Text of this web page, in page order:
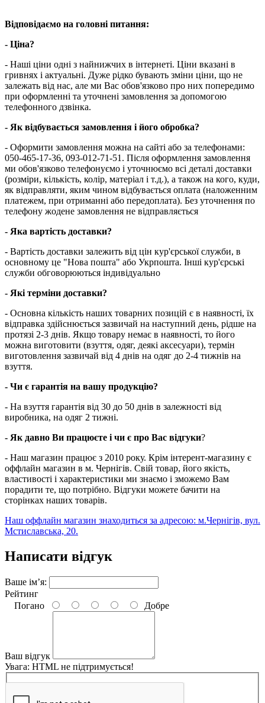
Відповідаємо на головні питання:
- Ціна?
- Наші ціни одні з найнижчих в інтернеті. Ціни вказані в
гривнях і актуальні. Дуже рідко бувають зміни ціни, що не
залежать від нас, але ми Вас обов'язково про них попередимо
при оформленні та уточнені замовлення за допомогою
телефонного дзвінка.
- Як відбувається замовлення і його обробка?
- Оформити замовлення можна на сайті або за телефонами:
050-465-17-36, 093-012-71-51. Після оформлення замовлення
ми обов'язково телефонуємо і уточнюємо всі деталі доставки
(розміри, кількість, колір, матеріал і т.д.), а також на кого, куди,
як відправляти, яким чином відбувається оплата (наложенним
платежем, при отриманні або передоплата). Без уточнення по
телефону жодене замовлення не відправляється
- Яка вартість доставки?
- Вартість доставки залежить від цін кур'єрської служби, в
основному це "Нова пошта" або Укрпошта. Інші кур'єрські
служби обговорюються індивідуально
- Які терміни доставки?
- Основна кількість наших товарних позицій є в наявності, їх
відправка здійснюється зазвичай на наступний день, рідше на
протязі 2-3 днів. Якщо товару немає в наявності, то його
можна виготовити (взуття, одяг, деякі аксесуари), термін
виготовлення зазвичай від 4 днів на одяг до 2-4 тижнів на
взуття.
- Чи є гарантія на вашу продукцію?
- На взуття гарантія від 30 до 50 днів в залежності від
виробника, на одяг 2 тижні.
- Як давно Ви працюєте і чи є про Вас відгуки?
- Наш магазин працює з 2010 року. Крім інтерент-магазину є
оффлайн магазин в м. Чернігів. Свій товар, його якість,
властивості і характеристики ми знаємо і зможемо Вам
порадити те, що потрібно. Відгуки можете бачити на
сторінках наших товарів.
Наш оффлайн магазин знаходиться за адресою: м.Чернігів, вул.
Мстиславська, 20.
Написати відгук
Ваше ім’я:
Рейтинг
Погано
Добре
Ваш відгук
Увага: HTML не підтримується!